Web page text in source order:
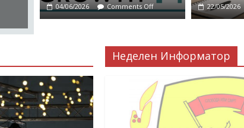
04/06/2026 Comments Off 22/05/2026
Неделен Информатор